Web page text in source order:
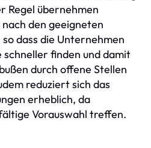
Regel übernehmen
den geeigneten
dass die Unternehmen
finden und damit
durch offene Stellen
reduziert sich das
erheblich, da
Vorauswahl treffen.